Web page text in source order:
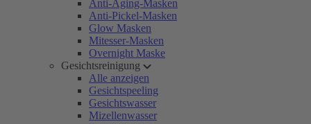
Anti-Aging-Masken
Anti-Pickel-Masken
Glow Masken
Mitesser-Masken
Overnight Maske
Gesichtsreinigung
Alle anzeigen
Gesichtspeeling
Gesichtswasser
Mizellenwasser